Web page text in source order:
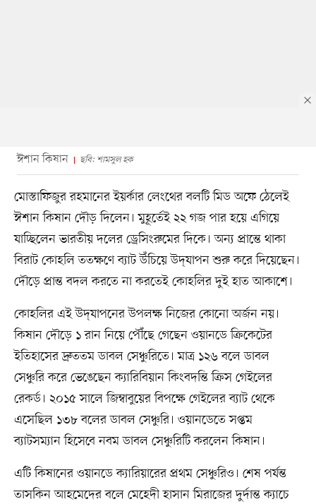
ঈশান কিষান ছবি: শামসুল হক
মোস্তাফিজুর রহমানের ইয়র্কার লেংথের বলটি মিড অফে ঠেলেই
ঈশান কিষান দৌড় দিলেন। মুহূর্তেই ২২ গজ পার হয়ে এগিয়ে
যাচ্ছিলেন ভারতীয় দলের ড্রেসিংরুমের দিকে। অন্য প্রান্তে থাকা
বিরাট কোহলি ততক্ষণে ব্যাট উঁচিয়ে উদ্‌যাপন শুরু করে দিয়েছেন।
দৌড়ে প্রান্ত বদল করতে না করতেই কোহলির দুই হাত আকাশে।
কোহলির এই উদ্‌যাপনের উপলক্ষ নিজের কোনো অর্জন নয়।
কিষান দৌড়ে ১ রান নিয়ে পৌঁছে গেছেন ওয়ানডে ক্রিকেটের
ইতিহাসের দ্রুততম ডাবল সেঞ্চুরিতে। মাত্র ১২৬ বলে ডাবল
সেঞ্চুরি করে ভেঙেছেন ক্যারিবিয়ান কিংবদন্তি ক্রিস গেইলের
রেকর্ড। ২০১৫ সালে জিম্বাবুয়ের বিপক্ষে গেইলের ব্যাট থেকে
এসেছিল ১৩৮ বলের ডাবল সেঞ্চুরি। ওয়ানডেতে সপ্তম
ব্যাটসম্যান হিসেবে নবম ডাবল সেঞ্চুরিটি করলেন কিষান।
এটি কিষানের ওয়ানডে ক্যারিয়ারের প্রথম সেঞ্চুরিও। শেষ পর্যন্ত
তাসকিন আহমেদের বলে মেহেদী হাসান মিরাজের দুর্দান্ত ক্যাচে